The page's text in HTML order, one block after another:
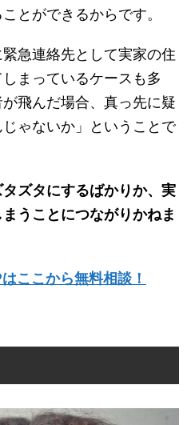
とができるからです。
急連絡先として実家の住
まっているケースも多
飛んだ場合、真っ先に疑
ゃないか」ということで
ズタにするばかりか、実
うことにつながりかねま
ここから無料相談！